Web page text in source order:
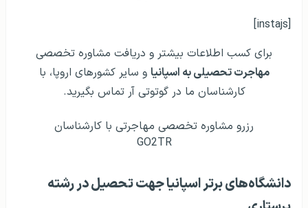
[instajs]
برای کسب اطلاعات بیشتر و دریافت مشاوره تخصصی
مهاجرت تحصیلی به اسپانیا و سایر کشورهای اروپا، با
کارشناسان ما در گوتوتی آر تماس بگیرید.
رزرو مشاوره تخصصی مهاجرتی با کارشناسان
GO2TR
دانشگاه‌های برتر اسپانیا جهت تحصیل در رشته